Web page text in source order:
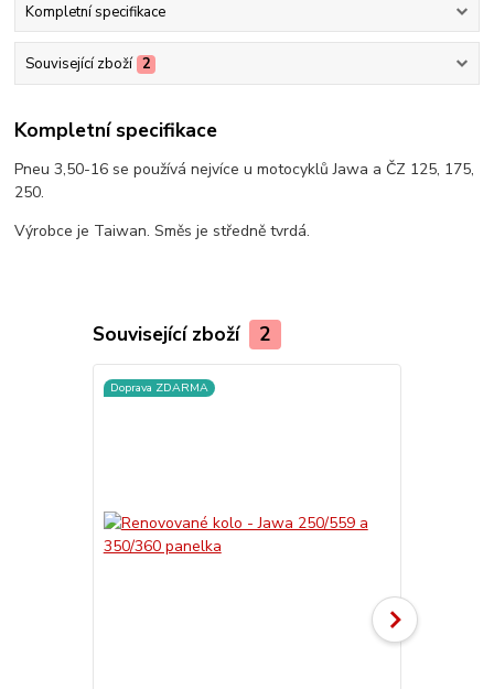
Kompletní specifikace
Související zboží 2
Kompletní specifikace
Pneu 3,50-16 se používá nejvíce u motocyklů Jawa a ČZ 125, 175,
250.
Výrobce je Taiwan. Směs je středně tvrdá.
Související zboží 2
Doprava ZDARMA